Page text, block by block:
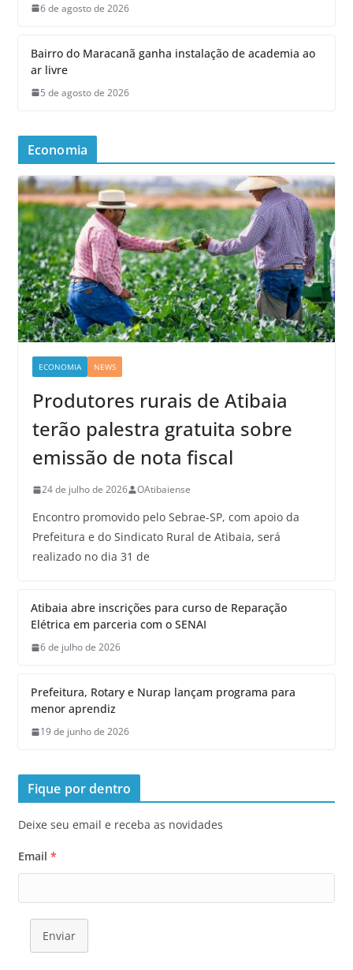
6 de agosto de 2026
Bairro do Maracanã ganha instalação de academia ao
ar livre
5 de agosto de 2026
Economia
ECONOMIA NEWS
Produtores rurais de Atibaia
terão palestra gratuita sobre
emissão de nota fiscal
24 de julho de 2026 OAtibaiense
Encontro promovido pelo Sebrae-SP, com apoio da
Prefeitura e do Sindicato Rural de Atibaia, será
realizado no dia 31 de
Atibaia abre inscrições para curso de Reparação
Elétrica em parceria com o SENAI
6 de julho de 2026
Prefeitura, Rotary e Nurap lançam programa para
menor aprendiz
19 de junho de 2026
Fique por dentro
Deixe seu email e receba as novidades
Email *
Enviar